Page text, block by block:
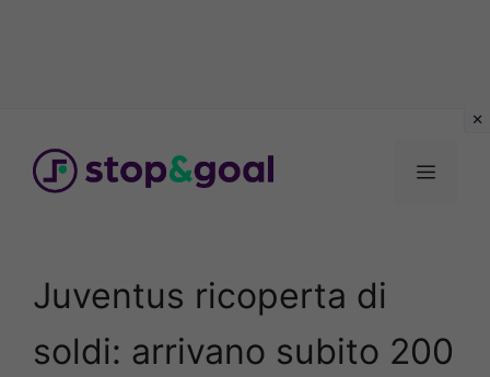
contenuto
Menu
Juventus ricoperta di
soldi: arrivano subito 200